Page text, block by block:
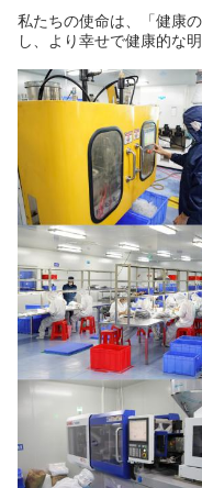
私たちの使命は、「健康
し、より幸せで健康的な